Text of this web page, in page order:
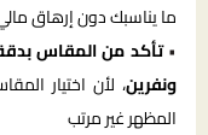
ما يناسبك دون إرهاق
•تأكد من المقاس
ونفرين، لأن اختيار
المظهر غير مرتب